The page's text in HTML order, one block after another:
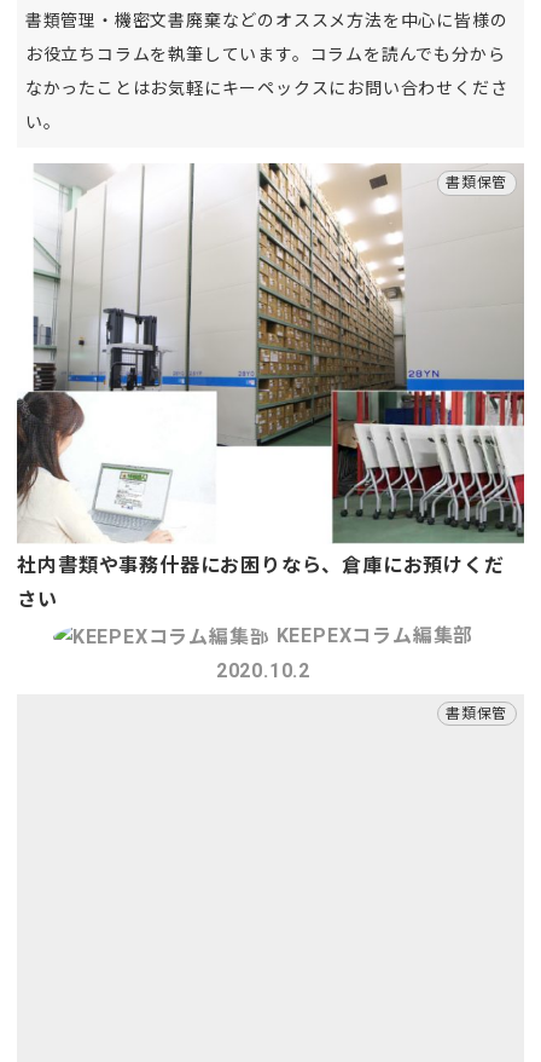
書類管理・機密文書廃棄などのオススメ方法を中心に皆様の
お役立ちコラムを執筆しています。コラムを読んでも分から
なかったことはお気軽にキーペックスにお問い合わせくださ
い。
書類保管
社内書類や事務什器にお困りなら、倉庫にお預けくだ
さい
KEEPEXコラム編集部
2020.10.2
書類保管